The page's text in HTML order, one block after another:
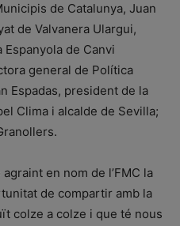
de Catalunya, Juan
de Valvanera Ulargui,
Espanyola de Canvi
general de Política
Espadas, president de la
Clima i alcalde de Sevilla;
en nom de l’FMC la
de compartir amb la
colze a colze i que té nous